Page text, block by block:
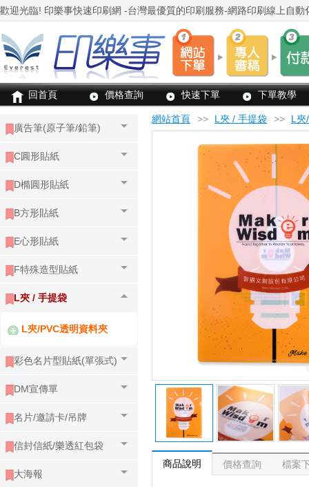
回首頁 價格查詢 快速下單 下單教學
廣告筆(原子筆/鉛筆)
C圓形貼紙
D橢圓形貼紙
B方形貼紙
E心形貼紙
F特殊造型貼紙
L夾 / 手提袋
L夾/PVC透明資料夾
彩色名片型貼紙(單張式)
DM宣傳單
名片/邀請卡/吊牌
信封信紙/樂透紅包袋
大海報
網站首頁 >> L夾 / 手提袋 >> L夾
商品說明 價格查詢 檔案